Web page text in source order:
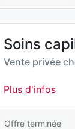
Soins
Vente privée
Plus d'infos
Offre terminée